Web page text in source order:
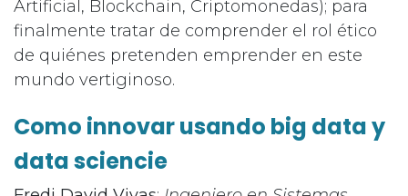
Artificial, Blockchain, Criptomonedas); para
finalmente tratar de comprender el rol ético
de quiénes pretenden emprender en este
mundo vertiginoso.
Como innovar usando big data y
data sciencie